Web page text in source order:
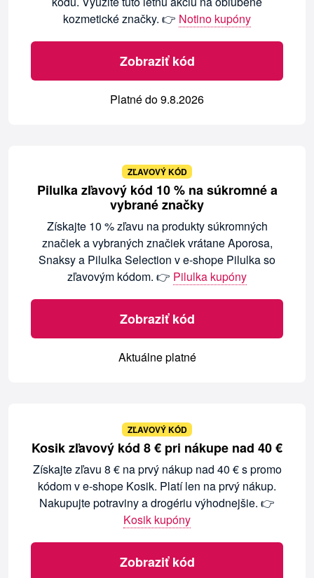
kozmetické značky. 👉 Notino kupóny
Zobraziť kód
Platné do 9.8.2026
ZĽAVOVÝ KÓD
Pilulka zľavový kód 10 % na súkromné a
vybrané značky
Získajte 10 % zľavu na produkty súkromných
značiek a vybraných značiek vrátane Aporosa,
Snaksy a Pilulka Selection v e-shope Pilulka so
zľavovým kódom. 👉 Pilulka kupóny
Zobraziť kód
Aktuálne platné
ZĽAVOVÝ KÓD
Kosik zľavový kód 8 € pri nákupe nad 40 €
Získajte zľavu 8 € na prvý nákup nad 40 € s promo
kódom v e-shope Kosik. Platí len na prvý nákup.
Nakupujte potraviny a drogériu výhodnejšie. 👉
Kosik kupóny
Zobraziť kód